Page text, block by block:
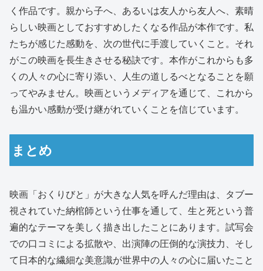
く作品です。親から子へ、あるいは友人から友人へ、素晴
らしい映画としておすすめしたくなる作品が本作です。私
たちが感じた感動を、次の世代に手渡していくこと。それ
がこの映画を長生きさせる秘訣です。本作がこれからも多
くの人々の心に寄り添い、人生の道しるべとなることを願
ってやみません。映画というメディアを通じて、これから
も温かい感動が受け継がれていくことを信じています。
まとめ
映画「おくりびと」が大きな人気を呼んだ理由は、タブー
視されていた納棺師という仕事を通して、生と死という普
遍的なテーマを美しく描き出したことにあります。試写会
での口コミによる拡散や、出演陣の圧倒的な演技力、そし
て日本的な繊細な美意識が世界中の人々の心に届いたこと